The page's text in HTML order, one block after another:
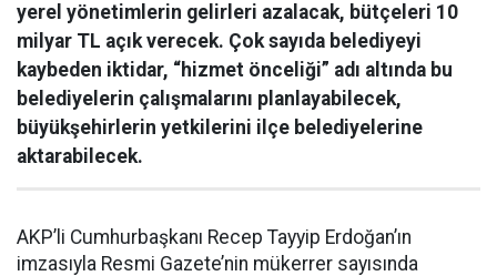
yerel yönetimlerin gelirleri azalacak, bütçeleri 10
milyar TL açık verecek. Çok sayıda belediyeyi
kaybeden iktidar, “hizmet önceliği” adı altında bu
belediyelerin çalışmalarını planlayabilecek,
büyükşehirlerin yetkilerini ilçe belediyelerine
aktarabilecek.
AKP’li Cumhurbaşkanı Recep Tayyip Erdoğan’ın
imzasıyla Resmi Gazete’nin mükerrer sayısında